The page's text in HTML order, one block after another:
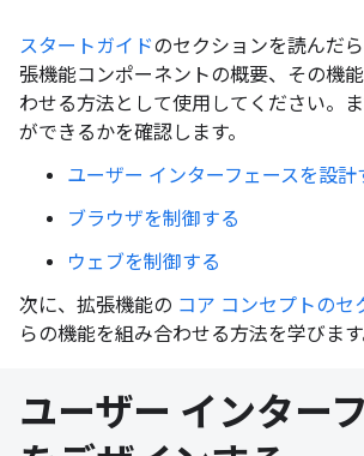
スタートガイドのセクションを読んだ
張機能コンポーネントの概要、その機
わせる方法として使用してください。
ができるかを確認します。
ユーザー インターフェースを設計
ブラウザを制御する
ウェブを制御する
次に、拡張機能の コア コンセプトのセ
らの機能を組み合わせる方法を学びます
ユーザー インター